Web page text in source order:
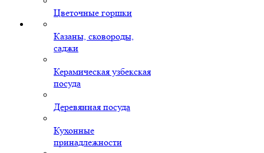
Цветочные горшки
Казаны, сковороды,
саджи
Керамическая узбекская
посуда
Деревянная посуда
Кухонные
принадлежности